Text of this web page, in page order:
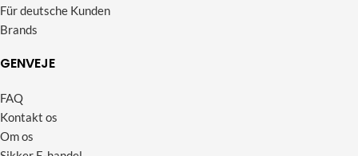
Für deutsche Kunden
Brands
GENVEJE
FAQ
Kontakt os
Om os